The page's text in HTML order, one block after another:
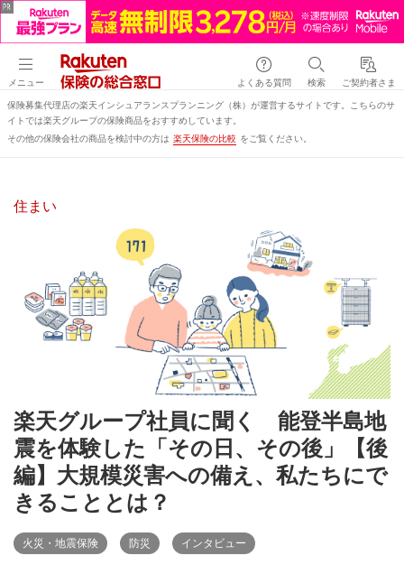
メニュー よくある質問 検索 ご契約者さま
保険募集代理店の楽天インシュアランスプランニング（株）が運営するサイトです。こちらのサ
イトでは楽天グループの保険商品をおすすめしています。
その他の保険会社の商品を検討中の方は 楽天保険の比較 をご覧ください。
住まい
楽天グループ社員に聞く 能登半島地
震を体験した「その日、その後」【後
編】大規模災害への備え、私たちにで
きることとは？
火災・地震保険 防災 インタビュー